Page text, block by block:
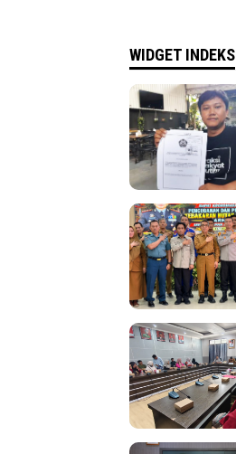
WIDGET INDEKS